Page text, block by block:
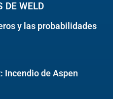
DE WELD
y las probabilidades
Incendio de Aspen